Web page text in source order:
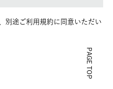
別途ご利用規約に同意いただい
PAGE TOP